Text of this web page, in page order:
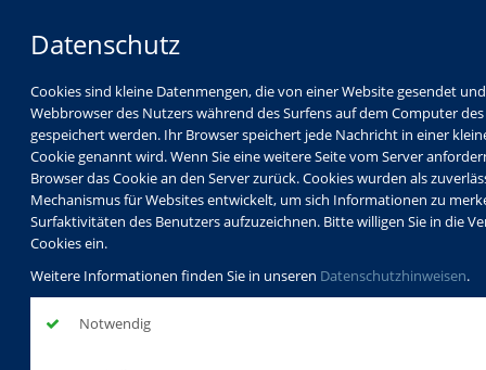
Datenschutz
Cookies sind kleine Datenmengen, die von einer Website gesendet
Webbrowser des Nutzers während des Surfens auf dem Computer
gespeichert werden. Ihr Browser speichert jede Nachricht in einer
Cookie genannt wird. Wenn Sie eine weitere Seite vom Server
Browser das Cookie an den Server zurück. Cookies wurden als
Mechanismus für Websites entwickelt, um sich Informationen zu
Surfaktivitäten des Benutzers aufzuzeichnen. Bitte willigen Sie in die
Cookies ein.
Weitere Informationen finden Sie in unseren Datenschutzhinweisen.
Notwendig